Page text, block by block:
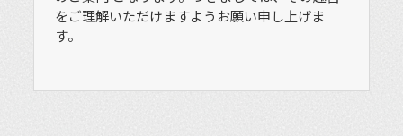
をご理解いただけますようお願い申し上げま
す。